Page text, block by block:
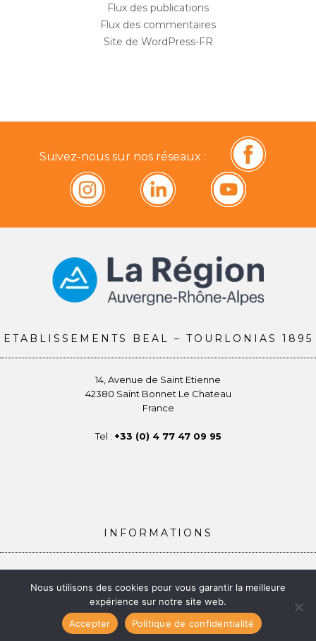
Flux des publications
Flux des commentaires
Site de WordPress-FR
Suivez-nous sur nos réseaux :
ETABLISSEMENTS BEAL – TOURLONIAS 1895
14, Avenue de Saint Etienne
42380 Saint Bonnet Le Chateau
France
Tel : +33 (0) 4 77 47 09 95
INFORMATIONS
Politique de confidentialité
Gestion des Cookies
Mentions légales
Nous utilisons des cookies pour vous garantir la meilleure
expérience sur notre site web.
Accepter
Politique de confidentialité